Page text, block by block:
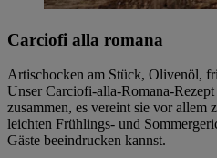
Carciofi alla romana
Artischocken am Stück, Olivenöl,
Unser Carciofi-alla-Romana-
zusammen, es vereint sie vor allem
leichten Frühlings- und
Gäste beeindrucken kannst.